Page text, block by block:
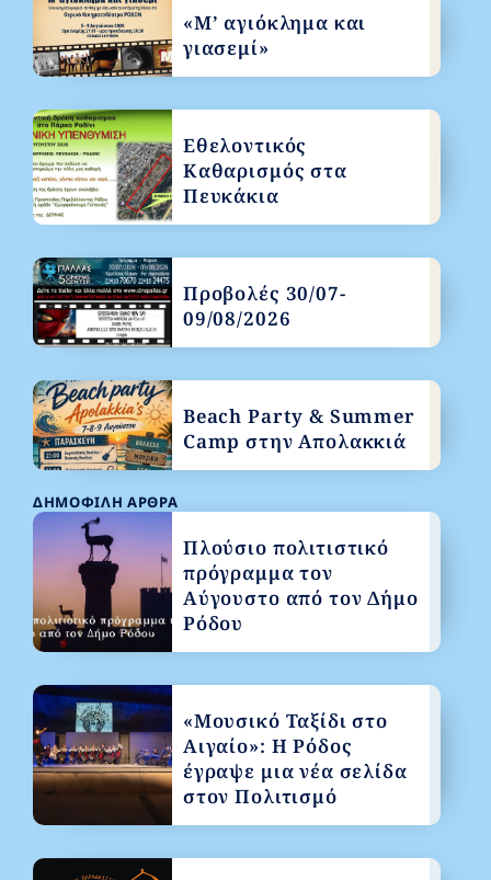
ΔΗΜΟΦΙΛΉ ΆΡΘΡΑ
Πλούσιο πολιτιστικό
πρόγραμμα τον
Αύγουστο από τον Δήμο
Ρόδου
«Μουσικό Ταξίδι στο
Αιγαίο»: Η Ρόδος
έγραψε μια νέα σελίδα
στον Πολιτισμό
«Μ’ αγιόκλημα και
γιασεμί»
Εθελοντικός
Καθαρισμός στα
Πευκάκια
Προβολές 30/07-
09/08/2026
Beach Party & Summer
Camp στην Απολακκιά